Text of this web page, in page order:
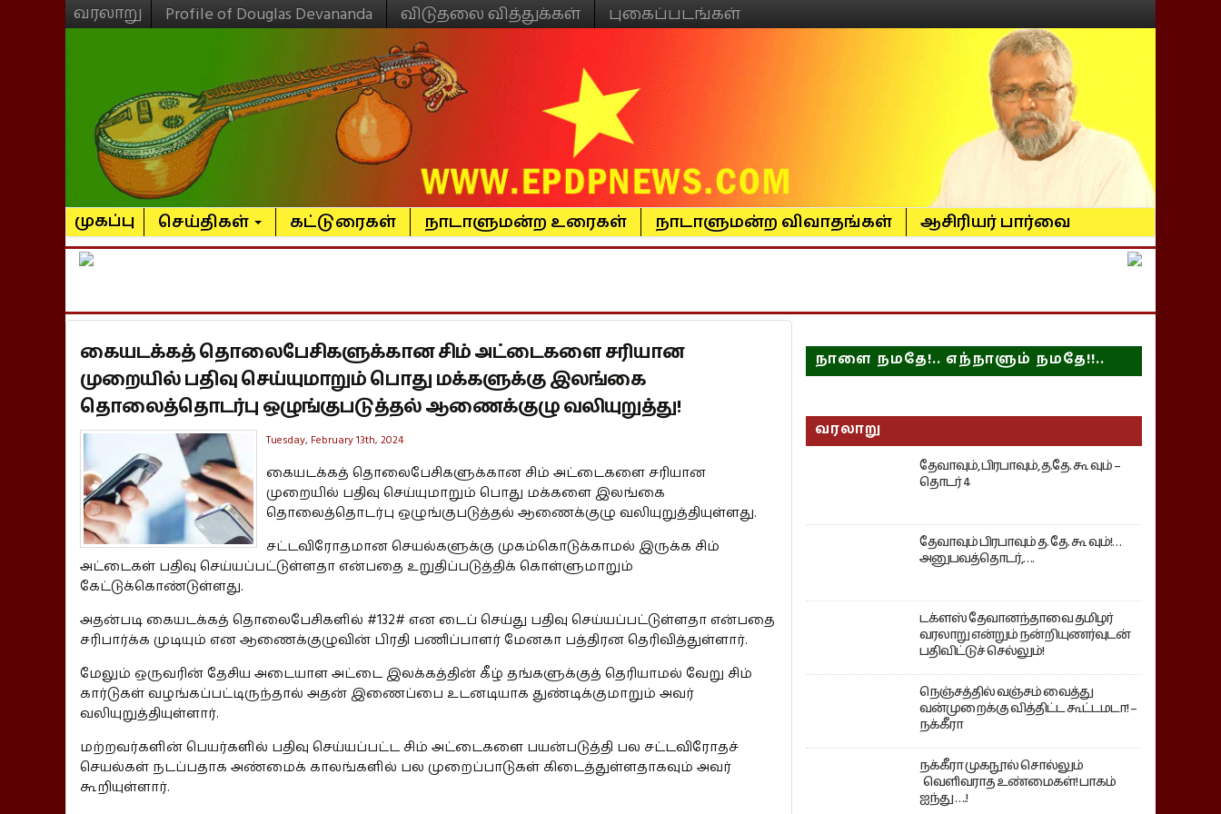
வரலாறு Profile of Douglas Devananda விடுதலை வித்துக்கள் புகைப்படங்கள்
முகப்பு செய்திகள் கட்டுரைகள் நாடாளுமன்ற உரைகள் நாடாளுமன்ற விவாதங்கள் ஆசிரியர் பார்வை
கையடக்கத் தொலைபேசிகளுக்கான சிம் அட்டைகளை சரியான
முறையில் பதிவு செய்யுமாறும் பொது மக்களுக்கு இலங்கை
தொலைத்தொடர்பு ஒழுங்குபடுத்தல் ஆணைக்குழு வலியுறுத்து!
Tuesday, February 13th, 2024
கையடக்கத் தொலைபேசிகளுக்கான சிம் அட்டைகளை சரியான
முறையில் பதிவு செய்யுமாறும் பொது மக்களை இலங்கை
தொலைத்தொடர்பு ஒழுங்குபடுத்தல் ஆணைக்குழு வலியுறுத்தியுள்ளது.
சட்டவிரோதமான செயல்களுக்கு முகம்கொடுக்காமல் இருக்க சிம்
அட்டைகள் பதிவு செய்யப்பட்டுள்ளதா என்பதை உறுதிப்படுத்திக் கொள்ளுமாறும்
கேட்டுக்கொண்டுள்ளது.
அதன்படி கையடக்கத் தொலைபேசிகளில் #132# என டைப் செய்து பதிவு செய்யப்பட்டுள்ளதா என்பதை
சரிபார்க்க முடியும் என ஆணைக்குழுவின் பிரதி பணிப்பாளர் மேனகா பத்திரன தெரிவித்துள்ளார்.
மேலும் ஒருவரின் தேசிய அடையாள அட்டை இலக்கத்தின் கீழ் தங்களுக்குத் தெரியாமல் வேறு சிம்
கார்டுகள் வழங்கப்பட்டிருந்தால் அதன் இணைப்பை உடனடியாக துண்டிக்குமாறும் அவர்
வலியுறுத்தியுள்ளார்.
மற்றவர்களின் பெயர்களில் பதிவு செய்யப்பட்ட சிம் அட்டைகளை பயன்படுத்தி பல சட்டவிரோதச்
செயல்கள் நடப்பதாக அண்மைக் காலங்களில் பல முறைப்பாடுகள் கிடைத்துள்ளதாகவும் அவர்
கூறியுள்ளார்.
நாளை நமதே!.. எந்நாளும் நமதே!!..
வரலாறு
தேவாவும், பிரபாவும், த.தே. கூ வும் –
தொடர் 4
தேவாவும் பிரபாவும் த. தே. கூ வும்!…
அனுபவத்தொடர்,….
டக்ளஸ் தேவானந்தாவை தமிழர்
வரலாறு என்றும் நன்றியுணர்வுடன்
பதிவிட்டுச் செல்லும்!
நெஞ்சத்தில் வஞ்சம் வைத்து
வன்முறைக்கு வித்திட்ட கூட்டமடா! –
நக்கீரா
நக்கீரா முகநூல் சொல்லும்
வெளிவராத உண்மைகள்! பாகம்
ஐந்து ….!